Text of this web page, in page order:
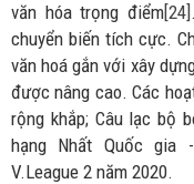
văn hóa trọng điểm[24]
chuyển biến tích cực.
văn hoá gắn với xây
được nâng cao. Các
rộng khắp; Câu lạc bộ
hạng Nhất Quốc gia
V.League 2 năm 2020.